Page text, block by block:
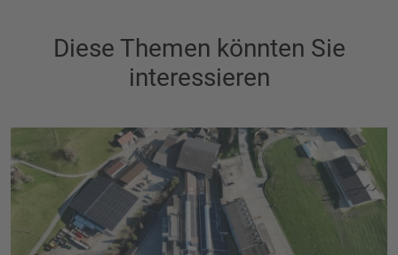
Diese Themen könnten Sie
interessieren
Nachhaltigkeit
wird bei Loosli grossgeschrieben.
Mehr erfahren